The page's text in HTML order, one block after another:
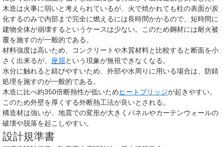
木造は火事に弱いと考えられているが、火で焼かれても柱の表面が炭
化するのみで内部まで完全に燃えるには長時間かかるので、短時間に
建物全体が崩壊するというケースは少ない。このため鋼材には耐火被
覆を施すのが一般的である。
材料強度は高いため、コンクリートや木質材料と比較すると断面を小
さく出来るが、 座屈という現象が無視できなくなる。
水分に触れると錆びやすいため、外部や水周りに用いる場合は、防錆
処理を施すのが一般的である。
木造に比べ約350倍断熱性が低いためヒートブリッジが起きやすい。
このため外壁を厚くする外断熱工法が良いとされる。
構造材は強いが、地震での変形が大きくパネルやカーテンウォールの
破壊や脱落を起こしやすい。
設計規準書